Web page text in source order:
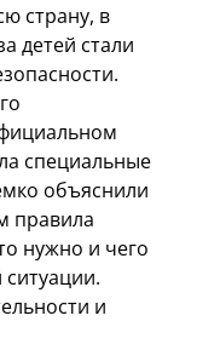
страну, в
детей стали
специальные
объяснили
правила
нужно и чего
ситуации.
и